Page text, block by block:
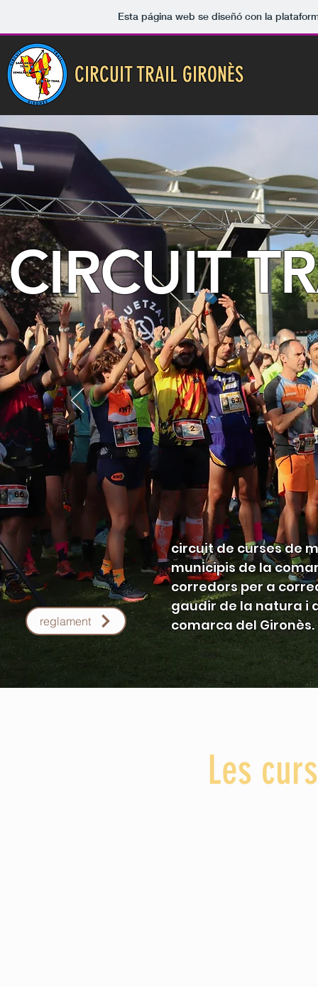
Esta página web se diseñó con la
CIRCUIT TRAIL GIRONÈS
CIRCUIT
reglament
circuit de curses de
municipis de la
corredors per a
gaudir de la natura i
comarca del Gironès.
Les